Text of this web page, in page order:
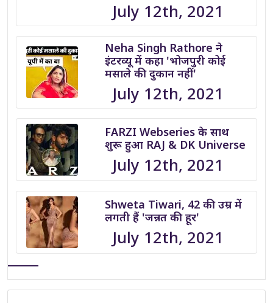
July 12th, 2021
Neha Singh Rathore ने
इंटरव्यू में कहा 'भोजपुरी कोई
मसाले की दुकान नहीं'
July 12th, 2021
FARZI Webseries के साथ
शुरू हुआ RAJ & DK Universe
July 12th, 2021
Shweta Tiwari, 42 की उम्र में
लगती हैं 'जन्नत की हूर'
July 12th, 2021